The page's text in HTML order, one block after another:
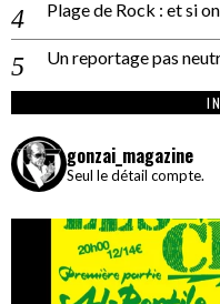
Plage de Rock : et si
Un reportage pas
gonzai_magazine
Seul le détail compte.